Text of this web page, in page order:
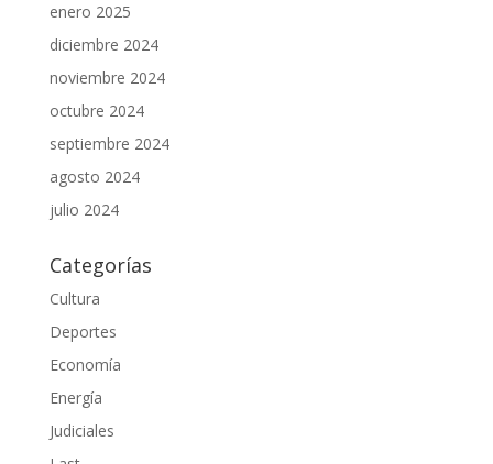
enero 2025
diciembre 2024
noviembre 2024
octubre 2024
septiembre 2024
agosto 2024
julio 2024
Categorías
Cultura
Deportes
Economía
Energía
Judiciales